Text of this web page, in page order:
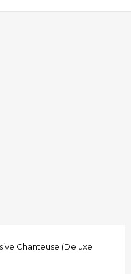
Chanteuse (Deluxe